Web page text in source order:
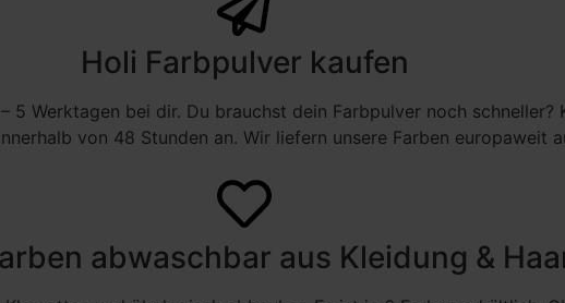
Holi Farbpulver kaufen
Werktagen bei dir. Du brauchst dein Farbpulver noch
von 48 Stunden an. Wir liefern unsere Farben europaweit
abwaschbar aus Kleidung &